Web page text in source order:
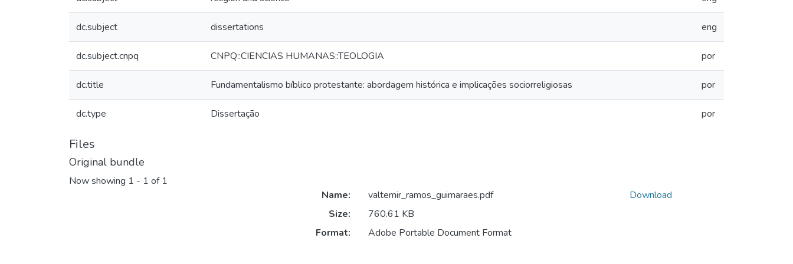
dc.subject dissertations eng
dc.subject.cnpq CNPQ::CIENCIAS HUMANAS::TEOLOGIA por
dc.title Fundamentalismo bíblico protestante: abordagem histórica e implicações sociorreligiosas por
dc.type Dissertação por
Files
Original bundle
Now showing 1 - 1 of 1
Name:
valtemir_ramos_guimaraes.pdf
Size:
760.61 KB
Format:
Adobe Portable Document Format
Download